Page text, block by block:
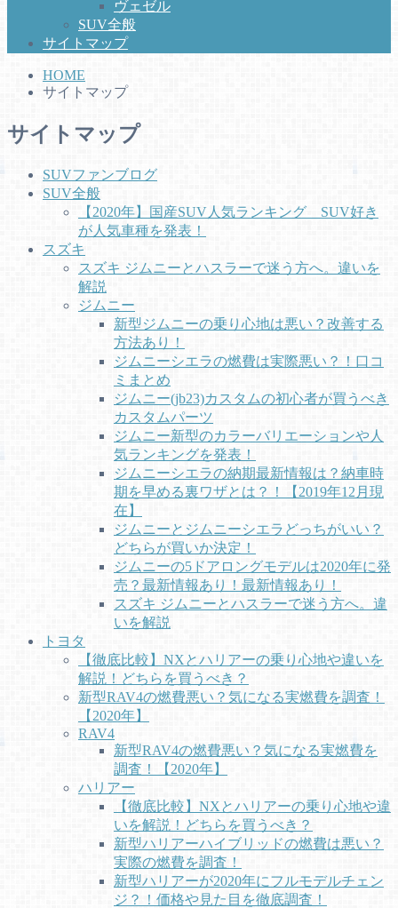
ヴェゼル
SUV全般
サイトマップ
HOME
サイトマップ
サイトマップ
SUVファンブログ
SUV全般
【2020年】国産SUV人気ランキング SUV好き
が人気車種を発表！
スズキ
スズキ ジムニーとハスラーで迷う方へ。違いを
解説
ジムニー
新型ジムニーの乗り心地は悪い？改善する
方法あり！
ジムニーシエラの燃費は実際悪い？！口コ
ミまとめ
ジムニー(jb23)カスタムの初心者が買うべき
カスタムパーツ
ジムニー新型のカラーバリエーションや人
気ランキングを発表！
ジムニーシエラの納期最新情報は？納車時
期を早める裏ワザとは？！【2019年12月現
在】
ジムニーとジムニーシエラどっちがいい？
どちらが買いか決定！
ジムニーの5ドアロングモデルは2020年に発
売？最新情報あり！最新情報あり！
スズキ ジムニーとハスラーで迷う方へ。違
いを解説
トヨタ
【徹底比較】NXとハリアーの乗り心地や違いを
解説！どちらを買うべき？
新型RAV4の燃費悪い？気になる実燃費を調査！
【2020年】
RAV4
新型RAV4の燃費悪い？気になる実燃費を
調査！【2020年】
ハリアー
【徹底比較】NXとハリアーの乗り心地や違
いを解説！どちらを買うべき？
新型ハリアーハイブリッドの燃費は悪い？
実際の燃費を調査！
新型ハリアーが2020年にフルモデルチェン
ジ？！価格や見た目を徹底調査！